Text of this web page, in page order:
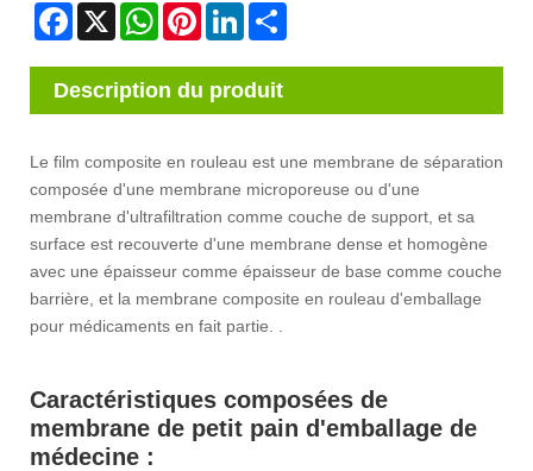
Facebook
X WhatsAppPinterestLinkedIn
Description du produit
Le film composite en rouleau est une membrane de séparation
composée d'une membrane microporeuse ou d'une
membrane d'ultrafiltration comme couche de support, et sa
surface est recouverte d'une membrane dense et homogène
avec une épaisseur comme épaisseur de base comme couche
barrière, et la membrane composite en rouleau d'emballage
pour médicaments en fait partie. .
Caractéristiques composées de
membrane de petit pain d'emballage de
médecine :